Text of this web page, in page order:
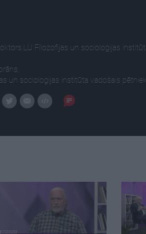
Filozofijas un socioloģijas
un socioloģijas institūta vadošais